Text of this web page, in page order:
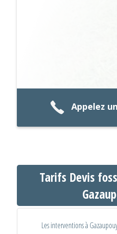
Appelez
Tarifs Devis
Les interventions à